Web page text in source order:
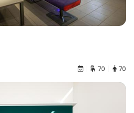
70 70